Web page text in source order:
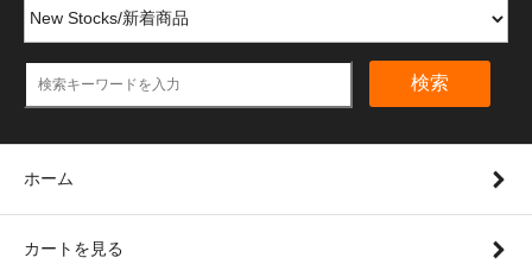
検索
ホーム
カートを見る